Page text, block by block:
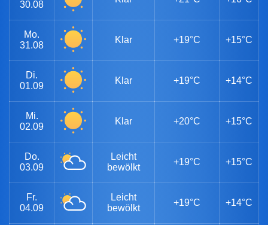
30.08
Mo.
31.08
Klar +19°C +15°C
Di.
01.09
Klar +19°C +14°C
Mi.
02.09
Klar +20°C +15°C
Do.
03.09
Leicht
bewölkt
+19°C +15°C
Fr.
04.09
Leicht
bewölkt
+19°C +14°C